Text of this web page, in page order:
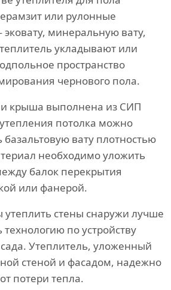
или рулонные
минеральную вату,
укладывают или
пространство
чернового пола.
крыша выполнена из СИП
потолка можно
базальтовую вату плотностью
необходимо уложить
балок перекрытия
или фанерой.
утеплить стены снаружи лучше
технологию по устройству
Утеплитель, уложенный
стеной и фасадом, надежно
потери тепла.